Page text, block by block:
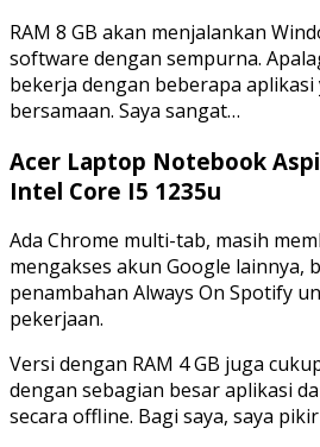
RAM 8 GB akan menjalankan
software dengan sempurna.
bekerja dengan beberapa
bersamaan. Saya sangat…
Acer Laptop Notebook
Intel Core I5 1235u
Ada Chrome multi-tab, masih
mengakses akun Google lainnya,
penambahan Always On Spotify
pekerjaan.
Versi dengan RAM 4 GB juga
dengan sebagian besar aplikasi
secara offline. Bagi saya, saya